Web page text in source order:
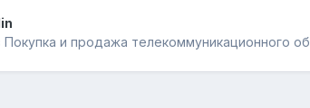
Покупка и продажа телекоммуникационного